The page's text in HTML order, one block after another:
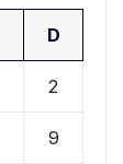
D
2
9